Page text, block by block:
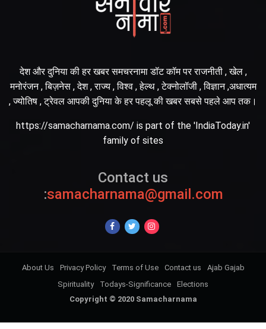
देश और दुनिया की हर खबर समचरनामा डॉट कॉम पर राजनीती , खेल ,
मनोरंजन , बिज़नेस , देश , राज्य , विश्व , हेल्थ , टेक्नोलॉजी , विज्ञान ,अधात्यम
, ज्योतिष , ट्रेवल आपकी दुनिया के हर पहलू की खबर सबसे पहले आप तक।
https://samacharnama.com/ is part of the 'IndiaToday.in'
family of sites
Contact us
:samacharnama@gmail.com
Copyright © 2020 Samacharnama
About Us Privacy Policy Terms of Use Contact us
Ajab Gajab
Spirituality
Todays-Significance Elections